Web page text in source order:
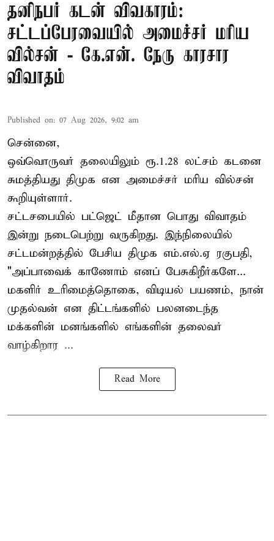
தனிநபர் கடன் விவகாரம்:
சட்டப்பேரவையில் அமைச்சர் மரிய
வில்சன் - கே.என். நேரு காரசார
விவாதம்
Published on: 07 Aug 2026, 9:02 am
சென்னை,
ஒவ்வொருவர் தலையிலும் ரூ.1.28 லட்சம் கடனை
சுமத்தியது திமுக என அமைச்சர் மரிய வில்சன்
கூறியுள்ளார்.
சட்டசபையில் பட்ஜெட் மீதான பொது விவாதம்
இன்று நடைபெற்று வருகிறது. இந்நிலையில்
சட்டமன்றத்தில் பேசிய திமுக எம்.எல்.ஏ ரகுபதி,
"அப்பாவைக் காணோம் எனப் பேசுகிறீர்களே...
மகளிர் உரிமைத்தொகை, விடியல் பயணம், நான்
முதல்வன் என திட்டங்களில் பலனடைந்த
மக்களின் மனங்களில் எங்களின் தலைவர்
வாழ்கிறார ...
Read More